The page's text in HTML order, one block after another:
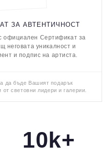
ЗА АВТЕНТИЧНОСТ
официален Сертификат за
неговата уникалност и
и подпис на артиста.
да бъде Вашият подарък
световни лидери и галерии.
10k+